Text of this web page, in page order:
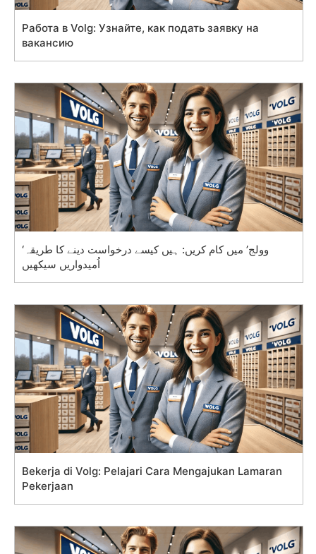
Работа в Volg: Узнайте, как подать заявку на
вакансию
‘وولج’ میں کام کریں: ہیں کیسے درخواست دینے کا طریقہ
اُمیدواریں سیکھیں
Bekerja di Volg: Pelajari Cara Mengajukan Lamaran
Pekerjaan